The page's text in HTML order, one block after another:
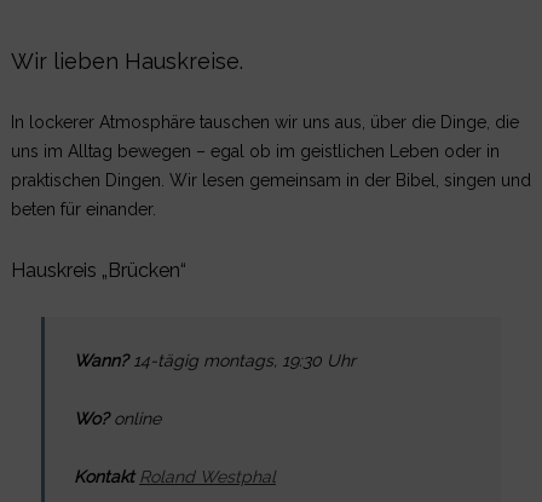
Wir lieben Hauskreise.
In lockerer Atmosphäre tauschen wir uns aus, über die Dinge, die
uns im Alltag bewegen – egal ob im geistlichen Leben oder in
praktischen Dingen. Wir lesen gemeinsam in der Bibel, singen und
beten für einander.
Hauskreis „Brücken“
Wann?14-tägig montags, 19:30 Uhr
Wo?online
Kontakt Roland Westphal